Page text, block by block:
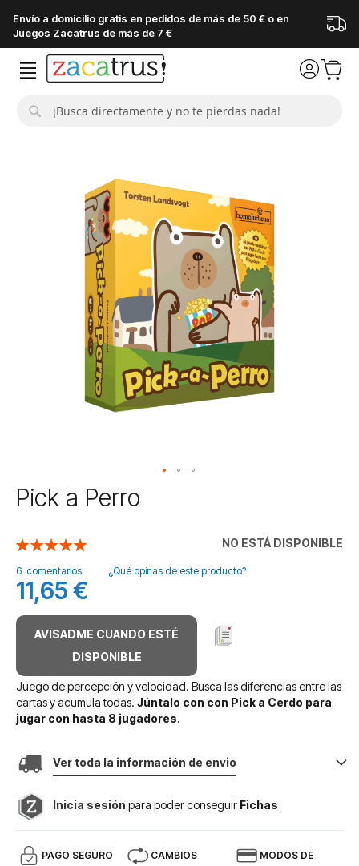
Envío a domicilio gratis en pedidos de más de 50 € o en
Juegos Zacatrus de más de 7 €
Saltar
al
de
la
galería
de
imágenes
Pick a Perro
NO ESTÁ DISPONIBLE
Valoración:
6 comentarios ¿Qué opinas de este producto?
11,65 €
AVISADME CUANDO ESTÉ
DISPONIBLE
Juego de percepción y velocidad. Busca las diferencias entre las
cartas y acumula todas. Júntalo con con Pick a Cerdo para
jugar con hasta 8 jugadores.
Ver toda la información de envio
Inicia sesión para poder conseguir Fichas
PAGO SEGURO CAMBIOS MODOS DE